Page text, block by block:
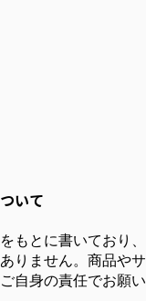
いて
もとに書いており、
りません。商品やサ
自身の責任でお願い